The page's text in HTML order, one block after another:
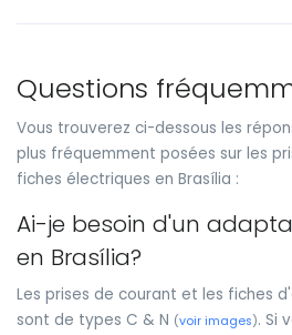
Questions
Vous trouverez ci-dessous les
plus fréquemment posées sur les
fiches électriques en Brasília :
Ai-je besoin d'un
en Brasília?
Les prises de courant et les fiches
sont de types C & N (voir images). Si